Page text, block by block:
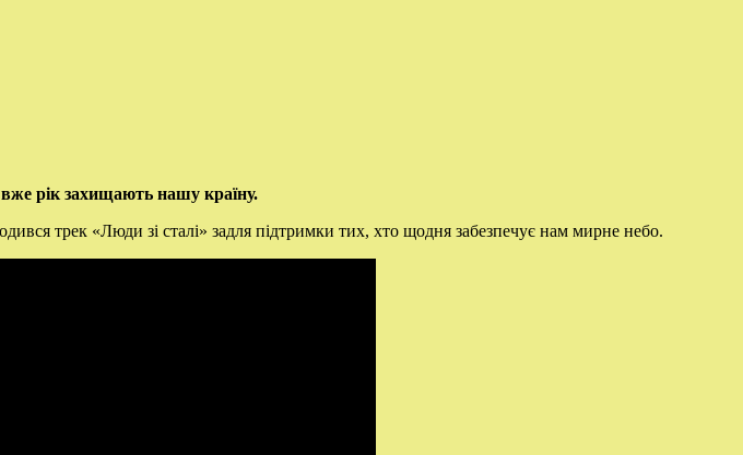
рік захищають нашу країну.
трек «Люди зі сталі» задля підтримки тих, хто щодня забезпечує нам мирне небо.